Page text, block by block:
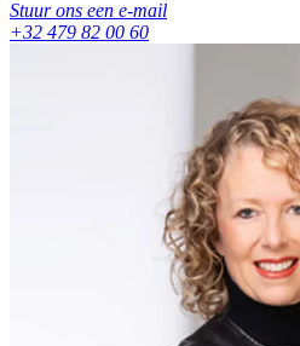
Stuur ons een e-mail
+32 479 82 00 60